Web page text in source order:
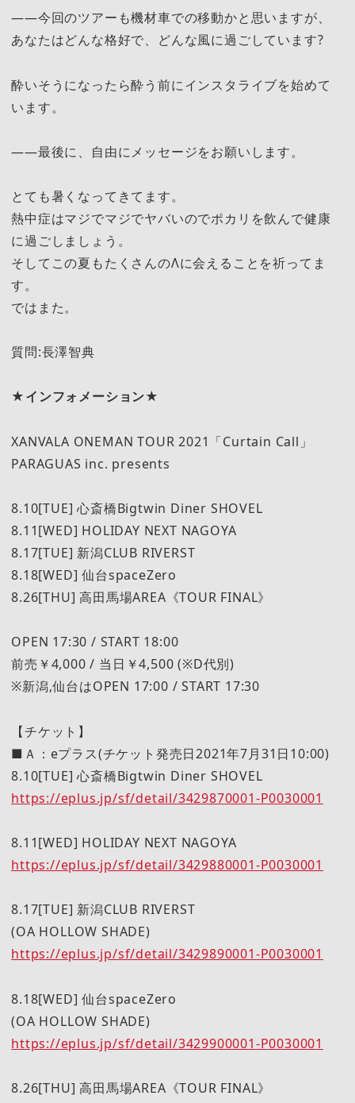
――今回のツアーも機材車での移動かと思いますが、
あなたはどんな格好で、どんな風に過ごしています?
酔いそうになったら酔う前にインスタライブを始めて
います。
――最後に、自由にメッセージをお願いします。
とても暑くなってきてます。
熱中症はマジでマジでヤバいのでポカリを飲んで健康
に過ごしましょう。
そしてこの夏もたくさんのΛに会えることを祈ってま
す。
ではまた。
質問:長澤智典
★インフォメーション★
XANVALA ONEMAN TOUR 2021「Curtain Call」
PARAGUAS inc. presents
8.10[TUE] 心斎橋Bigtwin Diner SHOVEL
8.11[WED] HOLIDAY NEXT NAGOYA
8.17[TUE] 新潟CLUB RIVERST
8.18[WED] 仙台spaceZero
8.26[THU] 高田馬場AREA《TOUR FINAL》
OPEN 17:30 / START 18:00
前売￥4,000 / 当日￥4,500 (※D代別)
※新潟,仙台はOPEN 17:00 / START 17:30
【チケット】
■Ａ：eプラス(チケット発売日2021年7月31日10:00)
8.10[TUE] 心斎橋Bigtwin Diner SHOVEL
https://eplus.jp/sf/detail/3429870001-P0030001
8.11[WED] HOLIDAY NEXT NAGOYA
https://eplus.jp/sf/detail/3429880001-P0030001
8.17[TUE] 新潟CLUB RIVERST
(OA HOLLOW SHADE)
https://eplus.jp/sf/detail/3429890001-P0030001
8.18[WED] 仙台spaceZero
(OA HOLLOW SHADE)
https://eplus.jp/sf/detail/3429900001-P0030001
8.26[THU] 高田馬場AREA《TOUR FINAL》